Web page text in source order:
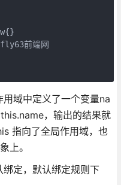
前端网
用域中定义了一个变量na
，输出的结果就
指向了全局作用域，也
上。
定，默认绑定规则下